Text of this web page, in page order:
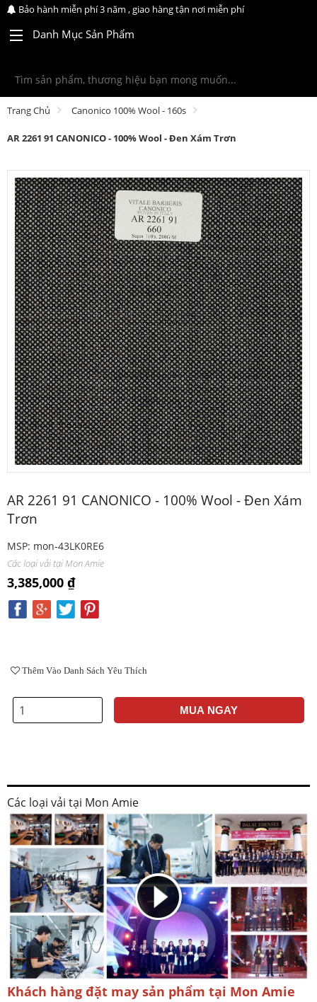
Bảo hành miễn phí 3 năm , giao hàng tận nơi miễn phí
Danh Mục Sản Phẩm
Trang Chủ Canonico 100% Wool - 160s
AR 2261 91 CANONICO - 100% Wool - Đen Xám Trơn
AR 2261 91 CANONICO - 100% Wool - Đen Xám
Trơn
MSP: mon-43LK0RE6
Các loại vải tại Mon Amie
3,385,000 ₫
Thêm Vào Danh Sách Yêu Thích
MUA NGAY
Các loại vải tại Mon Amie
Khách hàng đặt may sản phẩm tại Mon Amie